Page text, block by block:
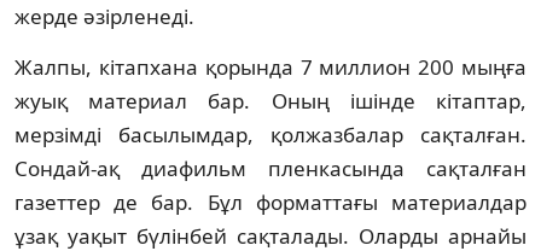
жерде әзір­ленеді.
Жалпы, кітапхана қорында 7 миллион 200 мыңға
жуық материал бар. Оның ішінде кітап­тар,
мерзімді басылымдар, қолжазбалар сақ­талған.
Сондай-ақ диафильм пленка­сын­да сақталған
газеттер де бар. Бұл форматтағы материалдар
ұзақ уақыт бүлінбей сақталады. Оларды арнайы